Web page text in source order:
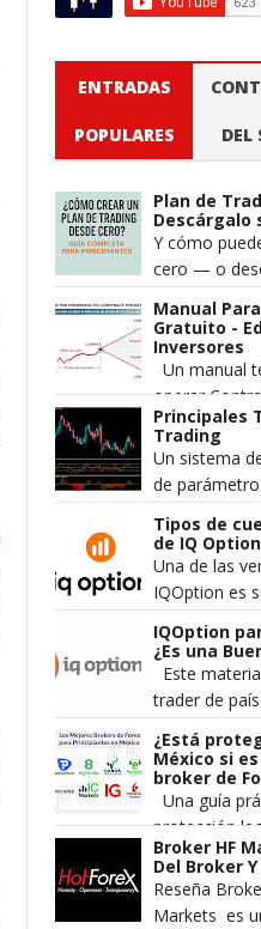
ENTRADAS
POPULARES DEL
Plan de
Descárgalo
Y cómo
cero — o
Cuando
mercados, la
Manual
Gratuito -
Inversores
Un manual
operar
mayor
estructurada
Principales
Trading
Un sistema
de
movimiento
divisas. Los
Tipos de
de IQ Option
Una de las
IQOption es
comparado
y opciones.
IQOption
¿Es una
Este
trader de
digitales no
venden a
¿Está
México si
broker de
Una guía
protección
en México
aventuran al
Broker HF
Del Broker
Reseña
Markets es